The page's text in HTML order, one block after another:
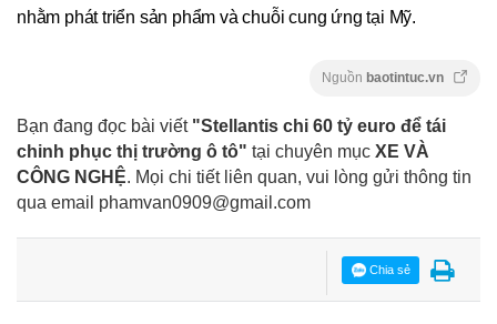
nhằm phát triển sản phẩm và chuỗi cung ứng tại Mỹ.
Nguồn baotintuc.vn
Bạn đang đọc bài viết "Stellantis chi 60 tỷ euro để tái
chinh phục thị trường ô tô" tại chuyên mục XE VÀ
CÔNG NGHỆ. Mọi chi tiết liên quan, vui lòng gửi thông tin
qua email phamvan0909@gmail.com
Chia sẻ